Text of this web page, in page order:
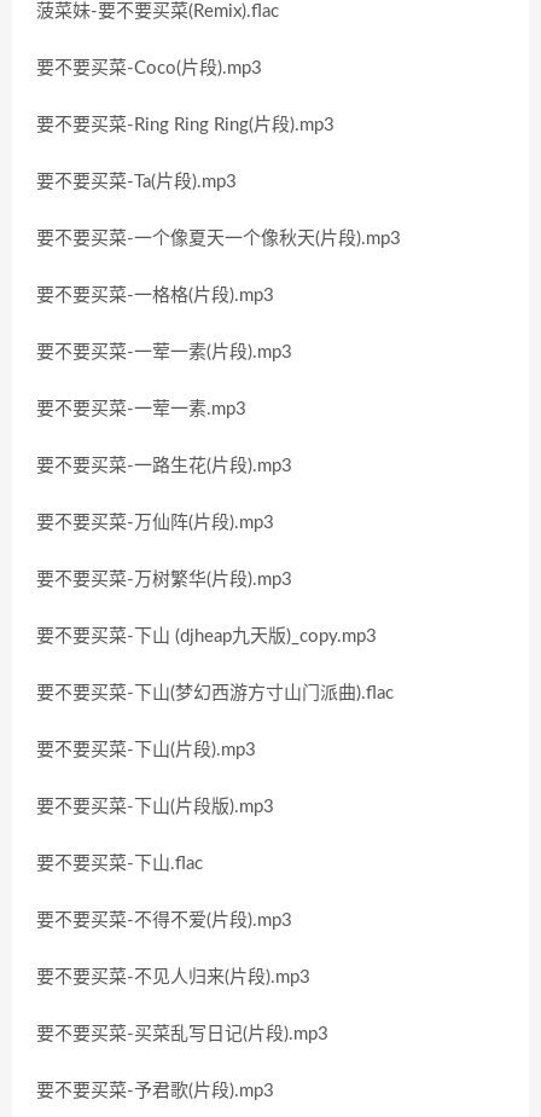
菠菜妹-要不要买菜(Remix).flac
要不要买菜-Coco(片段).mp3
要不要买菜-Ring Ring Ring(片段).mp3
要不要买菜-Ta(片段).mp3
要不要买菜-一个像夏天一个像秋天(片段).mp3
要不要买菜-一格格(片段).mp3
要不要买菜-一荤一素(片段).mp3
要不要买菜-一荤一素.mp3
要不要买菜-一路生花(片段).mp3
要不要买菜-万仙阵(片段).mp3
要不要买菜-万树繁华(片段).mp3
要不要买菜-下山 (djheap九天版)_copy.mp3
要不要买菜-下山(梦幻西游方寸山门派曲).flac
要不要买菜-下山(片段).mp3
要不要买菜-下山(片段版).mp3
要不要买菜-下山.flac
要不要买菜-不得不爱(片段).mp3
要不要买菜-不见人归来(片段).mp3
要不要买菜-买菜乱写日记(片段).mp3
要不要买菜-予君歌(片段).mp3